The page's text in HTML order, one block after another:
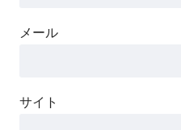
メール
サイト